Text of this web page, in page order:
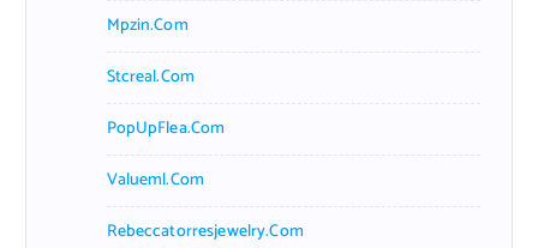
Mpzin.com
Stcreal.com
PopUpFlea.com
Valueml.com
Rebeccatorresjewelry.com